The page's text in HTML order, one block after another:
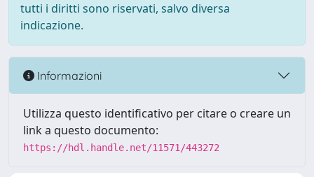
tutti i diritti sono riservati, salvo diversa
indicazione.
Informazioni
Utilizza questo identificativo per citare o creare un
link a questo documento:
https://hdl.handle.net/11571/443272